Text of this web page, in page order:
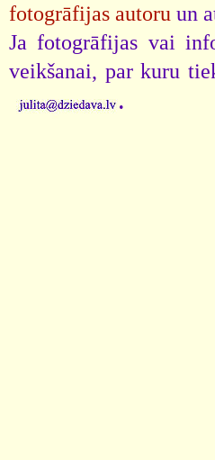
fotogrāfijas autoru un
Ja fotogrāfijas vai
veikšanai, par kuru
.